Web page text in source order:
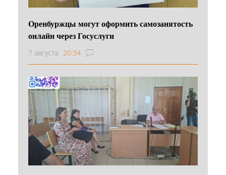
Оренбуржцы могут оформить самозанятость
онлайн через Госуслуги
7 августа 20:34